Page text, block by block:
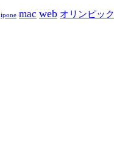
ipone mac web オリンピック